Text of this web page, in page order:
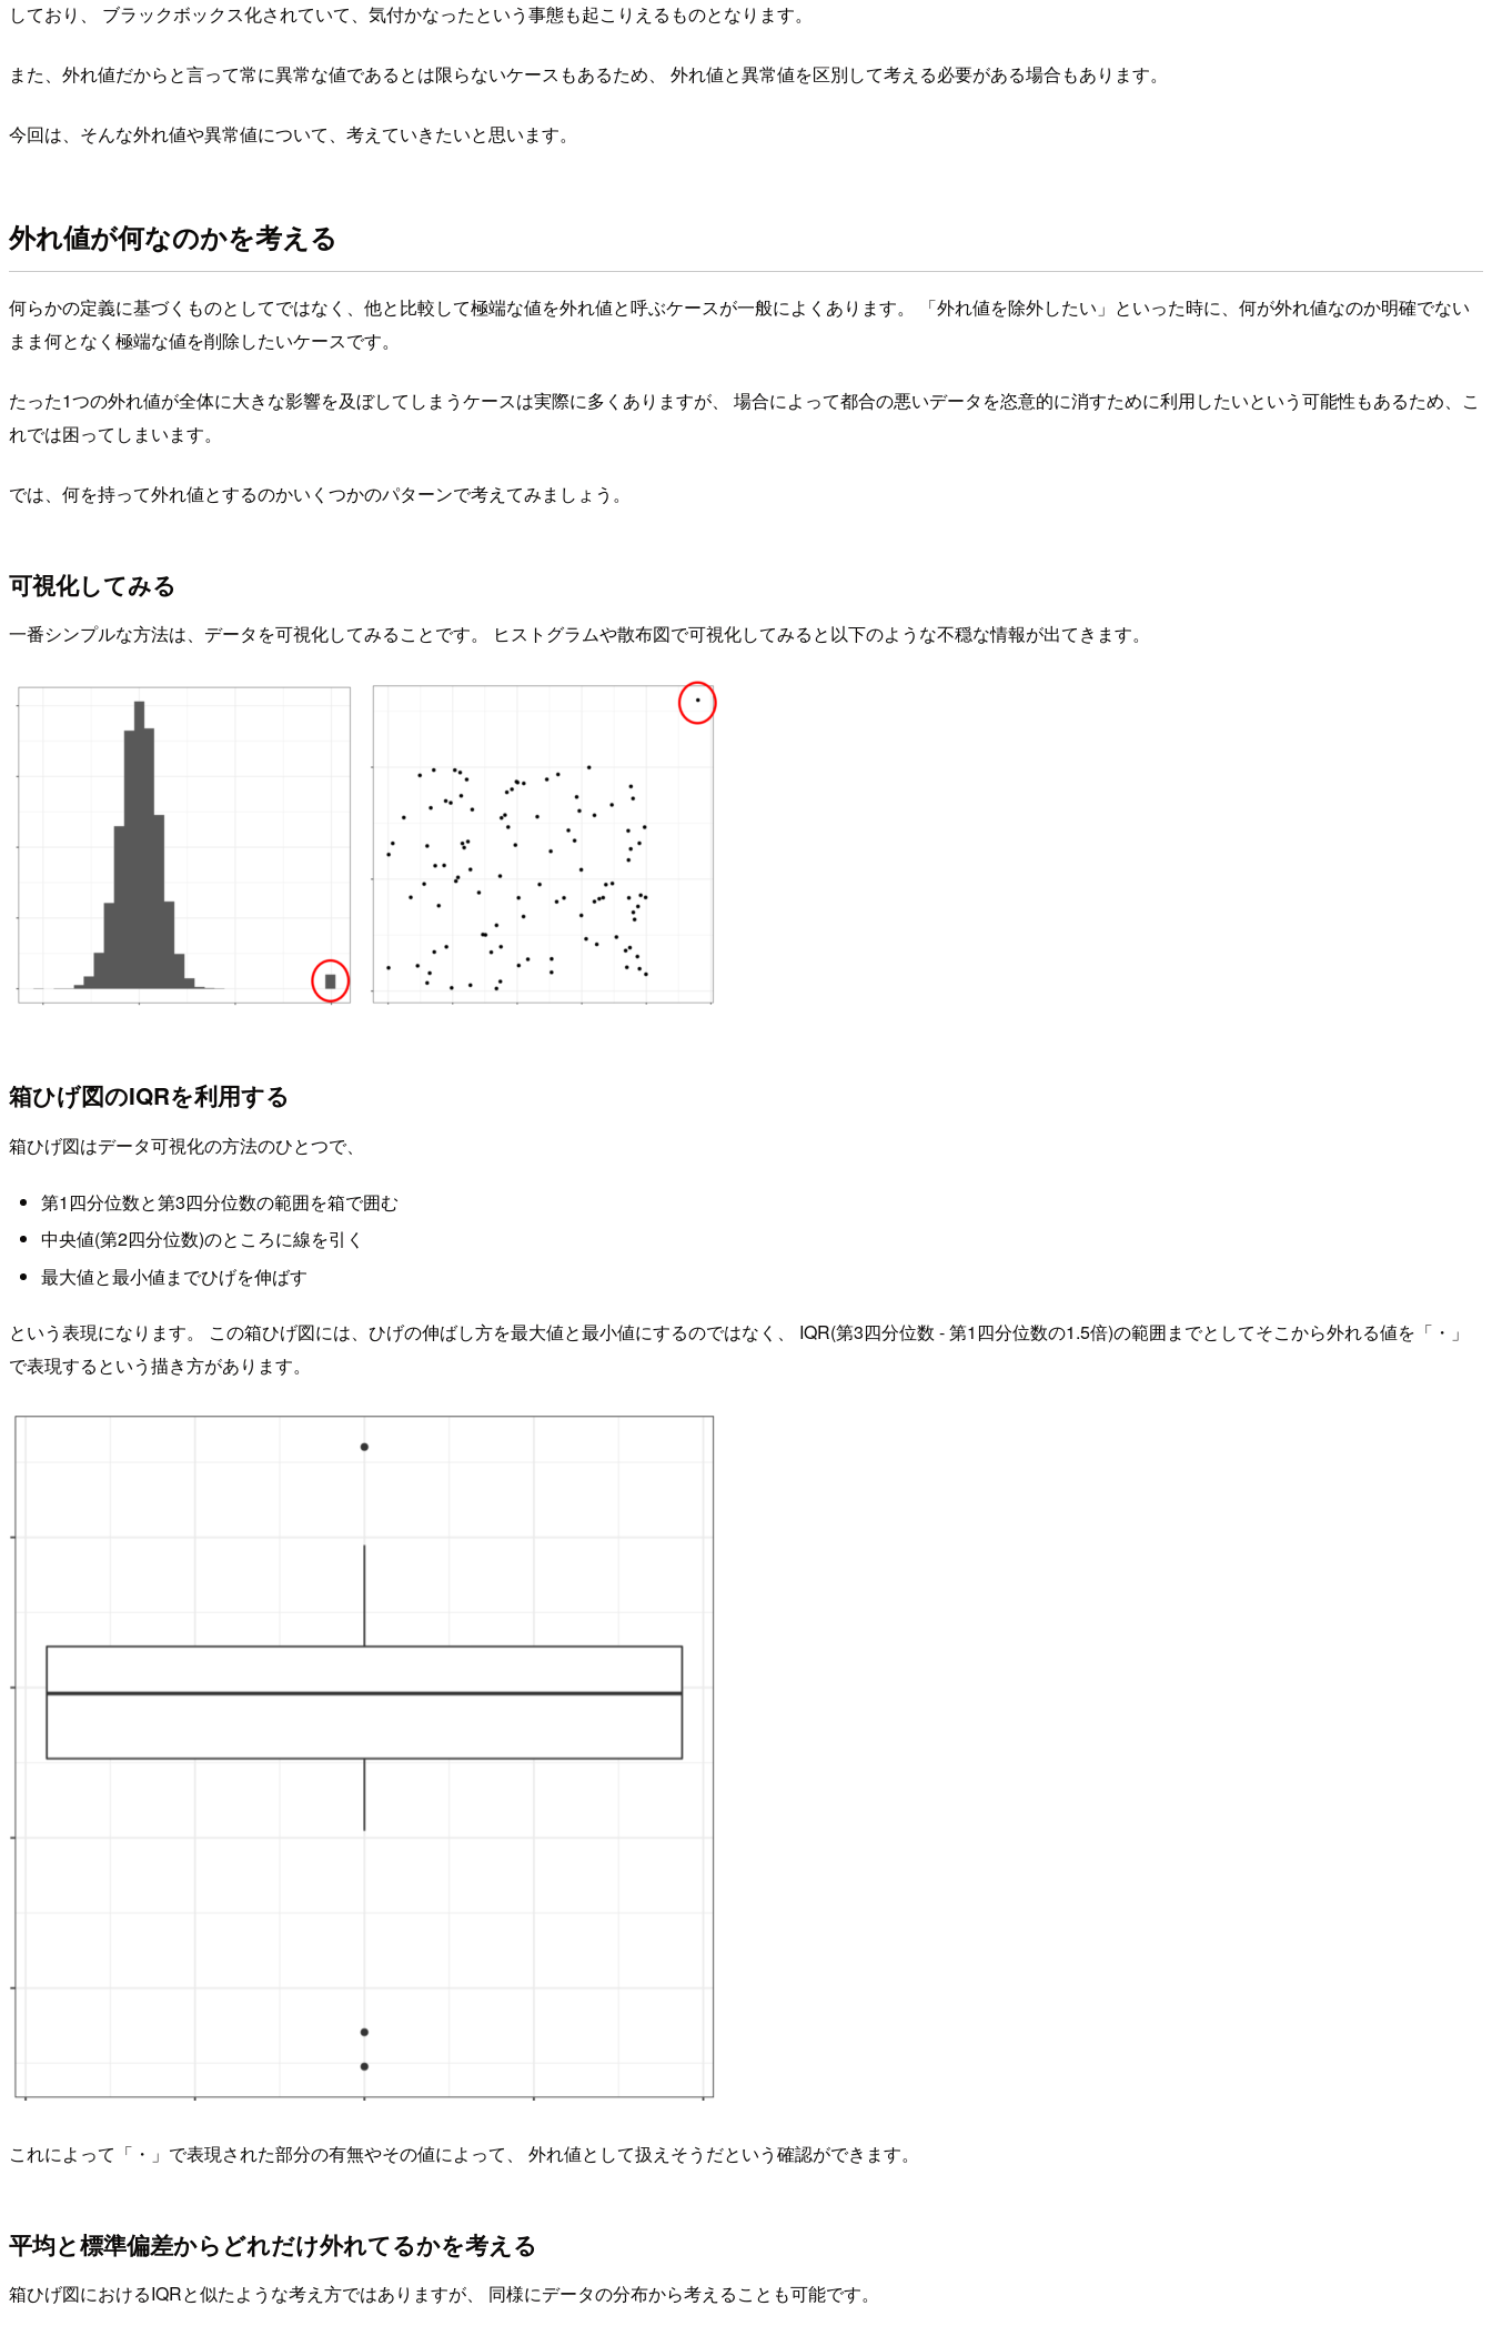
しており、 ブラックボックス化されていて、気付かなったという事態も起こりえるものとなります。
また、外れ値だからと言って常に異常な値であるとは限らないケースもあるため、 外れ値と異常値を区別して考える必要がある場合もあります。
今回は、そんな外れ値や異常値について、考えていきたいと思います。
外れ値が何なのかを考える
何らかの定義に基づくものとしてではなく、他と比較して極端な値を外れ値と呼ぶケースが一般によくあります。 「外れ値を除外したい」といった時に、何が外れ値なのか明確でない
まま何となく極端な値を削除したいケースです。
たった1つの外れ値が全体に大きな影響を及ぼしてしまうケースは実際に多くありますが、 場合によって都合の悪いデータを恣意的に消すために利用したいという可能性もあるため、こ
れでは困ってしまいます。
では、何を持って外れ値とするのかいくつかのパターンで考えてみましょう。
可視化してみる
一番シンプルな方法は、データを可視化してみることです。 ヒストグラムや散布図で可視化してみると以下のような不穏な情報が出てきます。
箱ひげ図のIQRを利用する
箱ひげ図はデータ可視化の方法のひとつで、
第1四分位数と第3四分位数の範囲を箱で囲む
中央値(第2四分位数)のところに線を引く
最大値と最小値までひげを伸ばす
という表現になります。 この箱ひげ図には、ひげの伸ばし方を最大値と最小値にするのではなく、 IQR(第3四分位数 - 第1四分位数の1.5倍)の範囲までとしてそこから外れる値を「・」
で表現するという描き方があります。
これによって「・」で表現された部分の有無やその値によって、 外れ値として扱えそうだという確認ができます。
平均と標準偏差からどれだけ外れてるかを考える
箱ひげ図におけるIQRと似たような考え方ではありますが、 同様にデータの分布から考えることも可能です。